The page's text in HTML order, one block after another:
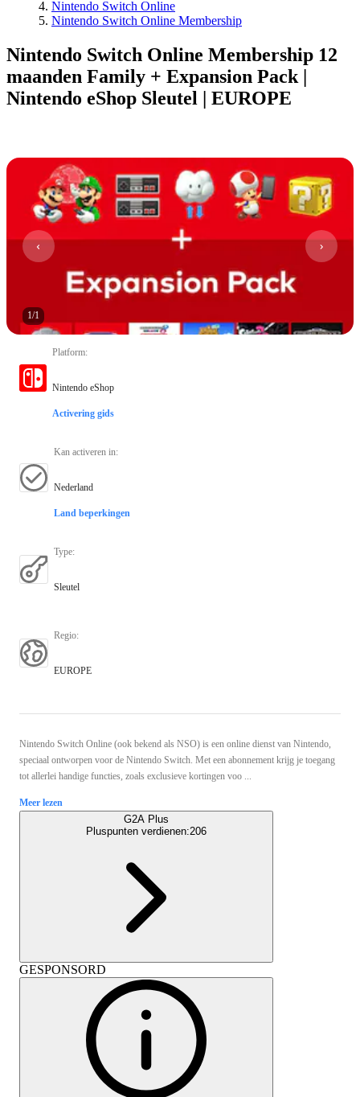
Nintendo Switch Online
Nintendo Switch Online Membership
Nintendo Switch Online Membership 12
maanden Family + Expansion Pack |
Nintendo eShop Sleutel | EUROPE
1/1
Platform:
Nintendo eShop
Activering gids
Kan activeren in:
Nederland
Land beperkingen
Type:
Sleutel
Regio:
EUROPE
Nintendo Switch Online (ook bekend als NSO) is een online dienst van Nintendo,
speciaal ontworpen voor de Nintendo Switch. Met een abonnement krijg je toegang
tot allerlei handige functies, zoals exclusieve kortingen voo ...
Meer lezen
G2A Plus
Pluspunten verdienen:206
GESPONSORD